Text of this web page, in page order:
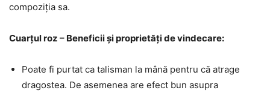
compoziția sa.
Cuarțul roz – Beneficii și proprietăți de vindecare:
Poate fi purtat ca talisman la mână pentru că atrage
dragostea. De asemenea are efect bun asupra